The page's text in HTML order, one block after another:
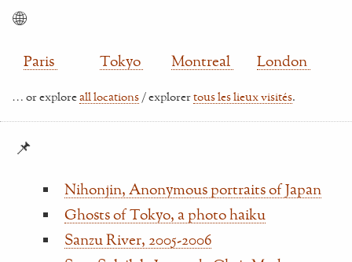
🌐
Paris Tokyo Montreal London
… or exploreall locations / explorertous les lieux visités.
📌
Nihonjin, Anonymous portraits of Japan
Ghosts of Tokyo, a photo haiku
Sanzu River, 2005-2006